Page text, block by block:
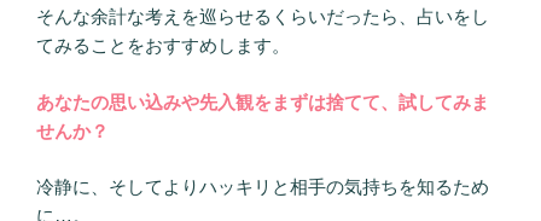
そんな余計な考えを巡らせるくらいだったら、占いをし
てみることをおすすめします。
あなたの思い込みや先入観をまずは捨てて、試してみま
せんか？
冷静に、そしてよりハッキリと相手の気持ちを知るため
に…。